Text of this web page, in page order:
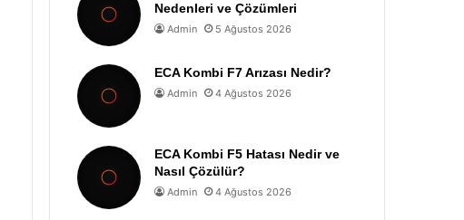
Nedenleri ve Çözümleri
Admin 5 Ağustos 2026
ECA Kombi F7 Arızası Nedir?
Admin 4 Ağustos 2026
ECA Kombi F5 Hatası Nedir ve
Nasıl Çözülür?
Admin 4 Ağustos 2026